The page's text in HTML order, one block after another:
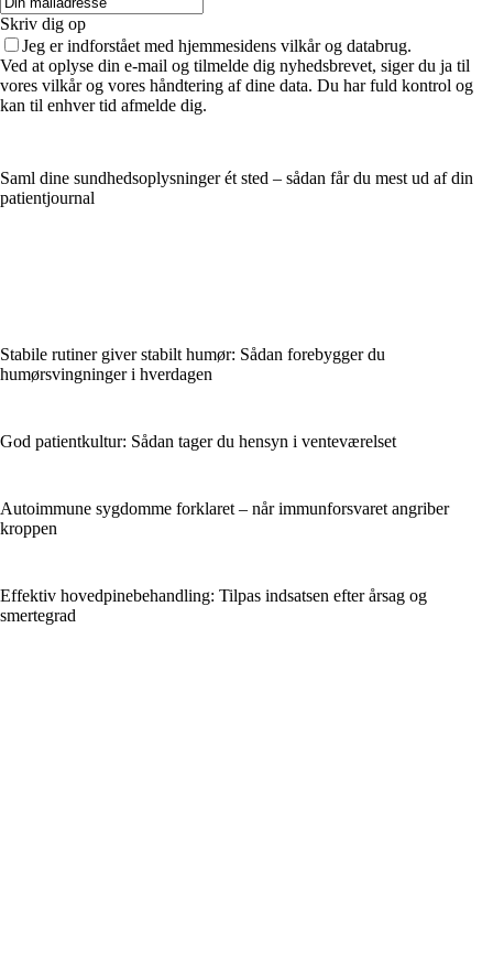
Skriv dig op
Jeg er indforstået med hjemmesidens vilkår og databrug.
Ved at oplyse din e-mail og tilmelde dig nyhedsbrevet, siger du ja til
vores vilkår og vores håndtering af dine data. Du har fuld kontrol og
kan til enhver tid afmelde dig.
Saml dine sundhedsoplysninger ét sted – sådan får du mest ud af din
patientjournal
Stabile rutiner giver stabilt humør: Sådan forebygger du
humørsvingninger i hverdagen
God patientkultur: Sådan tager du hensyn i venteværelset
Autoimmune sygdomme forklaret – når immunforsvaret angriber
kroppen
Effektiv hovedpinebehandling: Tilpas indsatsen efter årsag og
smertegrad